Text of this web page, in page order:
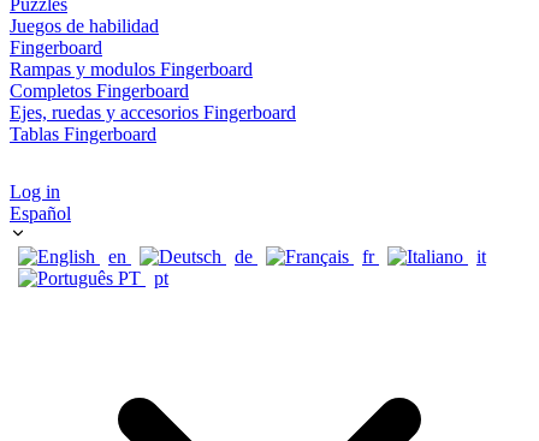
Juegos de habilidad
Fingerboard
Rampas y modulos Fingerboard
Completos Fingerboard
Ejes, ruedas y accesorios Fingerboard
Tablas Fingerboard
Log in
Español
en de fr
it
pt